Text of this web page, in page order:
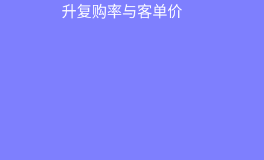
销全流程数字化管理
升复购率与客单价
一目了然，提升资源利用率
化展示服务价值